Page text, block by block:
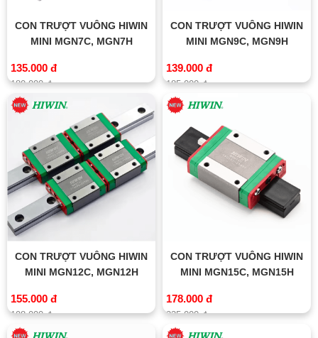
CON TRƯỢT VUÔNG HIWIN
MINI MGN7C, MGN7H
135.000 đ
180.000 đ
CON TRƯỢT VUÔNG HIWIN
MINI MGN9C, MGN9H
139.000 đ
185.000 đ
CON TRƯỢT VUÔNG HIWIN
MINI MGN12C, MGN12H
155.000 đ
198.000 đ
CON TRƯỢT VUÔNG HIWIN
MINI MGN15C, MGN15H
178.000 đ
235.000 đ